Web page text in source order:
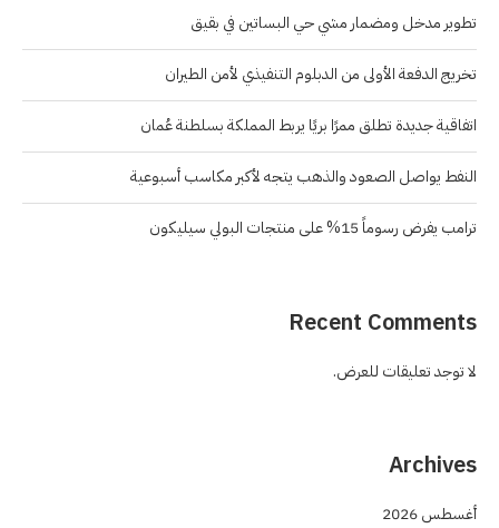
تطوير مدخل ومضمار مشي حي البساتين في بقيق
تخريج الدفعة الأولى من الدبلوم التنفيذي لأمن الطيران
اتفاقية جديدة تطلق ممرًا بريًا يربط المملكة بسلطنة عُمان
النفط يواصل الصعود والذهب يتجه لأكبر مكاسب أسبوعية
ترامب يفرض رسوماً 15% على منتجات البولي سيليكون
Recent Comments
لا توجد تعليقات للعرض.
Archives
أغسطس 2026